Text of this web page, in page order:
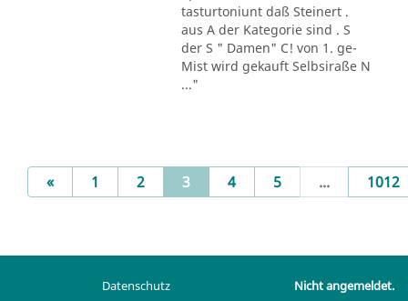
tasturtoniunt daß Steinert .
aus A der Kategorie sind . S
der S " Damen" C! von 1. ge-
Mist wird gekauft Selbsiraße N
..."
«Previous
1 2 3(current)
4 5 ... 1012
Datenschutz
Nicht angemeldet.